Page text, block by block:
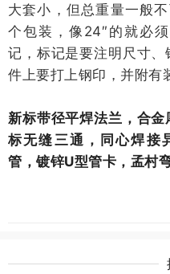
大套小，但总重量一般
个包装，像24″的就必
记，标记是要注明尺寸
件上要打上钢印，并附有
新标带径平焊法兰，合
标无缝三通，同心焊接
管，镀锌U型管卡，孟村